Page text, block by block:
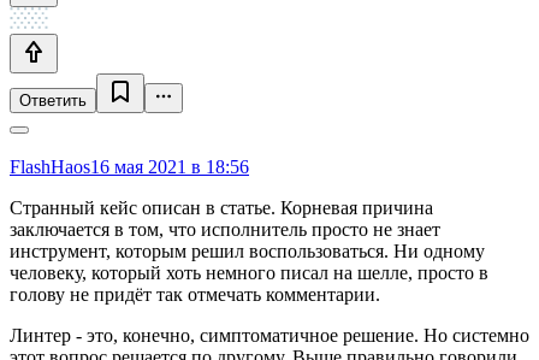
Ответить
FlashHaos16 мая 2021 в 18:56
Странный кейс описан в статье. Корневая причина
заключается в том, что исполнитель просто не знает
инструмент, которым решил воспользоваться. Ни одному
человеку, который хоть немного писал на шелле, просто в
голову не придёт так отмечать комментарии.
Линтер - это, конечно, симптоматичное решение. Но системно